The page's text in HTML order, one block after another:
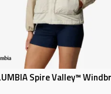
Spire Valley™